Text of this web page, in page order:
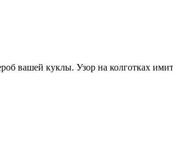
вашей куклы. Узор на колготках